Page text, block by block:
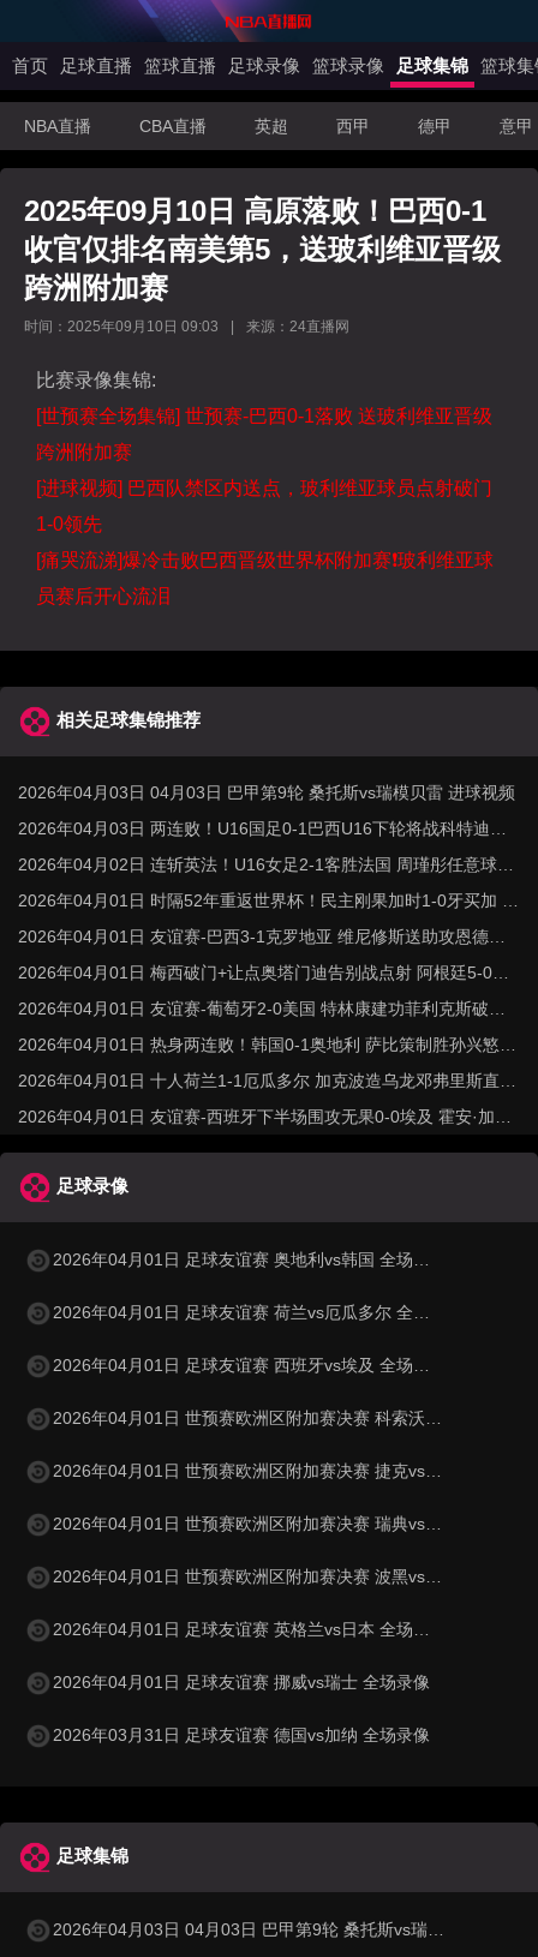
首页 足球直播 篮球直播 足球录像 篮球录像 足球集锦 篮球集
NBA直播 CBA直播 英超 西甲 德甲 意甲
2025年09月10日 高原落败！巴西0-1
收官仅排名南美第5，送玻利维亚晋级
跨洲附加赛
时间：2025年09月10日 09:03 来源：24直播网
比赛录像集锦:
[世预赛全场集锦] 世预赛-巴西0-1落败 送玻利维亚晋级
跨洲附加赛
[进球视频] 巴西队禁区内送点，玻利维亚球员点射破门
1-0领先
[痛哭流涕]爆冷击败巴西晋级世界杯附加赛❗️玻利维亚球
员赛后开心流泪
相关足球集锦推荐
2026年04月03日 04月03日 巴甲第9轮 桑托斯vs瑞模贝雷 进球视频
2026年04月03日 两连败！U16国足0-1巴西U16下轮将战科特迪瓦
李家进超远吊射造险
2026年04月02日 连斩英法！U16女足2-1客胜法国 周瑾彤任意球世
界波何风清扬建功
2026年04月01日 时隔52年重返世界杯！民主刚果加时1-0牙买加 图
安泽贝制胜
2026年04月01日 友谊赛-巴西3-1克罗地亚 维尼修斯送助攻恩德里
克造点+助攻
2026年04月01日 梅西破门+让点奥塔门迪告别战点射 阿根廷5-0赞
比亚3月友谊赛两胜
2026年04月01日 友谊赛-葡萄牙2-0美国 特林康建功菲利克斯破门B
费助攻双响
2026年04月01日 热身两连败！韩国0-1奥地利 萨比策制胜孙兴慜金
玟哉失良机
2026年04月01日 十人荷兰1-1厄瓜多尔 加克波造乌龙邓弗里斯直红
弗莱肯送点
2026年04月01日 友谊赛-西班牙下半场围攻无果0-0埃及 霍安·加西
亚国家队首秀
足球录像
2026年04月01日 足球友谊赛 奥地利vs韩国 全场录像
2026年04月01日 足球友谊赛 荷兰vs厄瓜多尔 全场录像
2026年04月01日 足球友谊赛 西班牙vs埃及 全场录像
2026年04月01日 世预赛欧洲区附加赛决赛 科索沃vs土耳其 全场录像
2026年04月01日 世预赛欧洲区附加赛决赛 捷克vs丹麦 全场录像
2026年04月01日 世预赛欧洲区附加赛决赛 瑞典vs波兰 全场录像
2026年04月01日 世预赛欧洲区附加赛决赛 波黑vs意大利 全场录像
2026年04月01日 足球友谊赛 英格兰vs日本 全场录像
2026年04月01日 足球友谊赛 挪威vs瑞士 全场录像
2026年03月31日 足球友谊赛 德国vs加纳 全场录像
足球集锦
2026年04月03日 04月03日 巴甲第9轮 桑托斯vs瑞模贝雷 进球视频